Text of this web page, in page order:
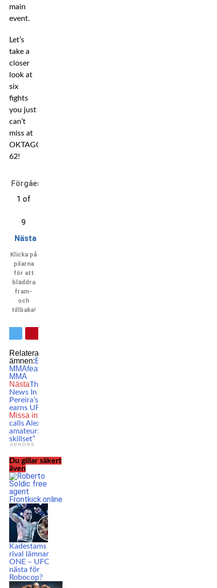
main
event.
Let’s
take a
closer
look at
six
fights
you just
can’t
miss at
OKTAGON
62!
Förgående
1 of
9
Nästa
Klicka på
pilarna
för att
bläddra
fram-
och
tillbaka!
Relaterade
ämnen:European
MMAfeatured
MMA
NästaThis Morning’s MMA
News In Short: Alex
Pereira’s kickboxing rival
earns UFC contract
Missa inte
calls Alex Pereira an
amateur: ”Very limited
skillset”
ANNONS
Du gillar säkert
även
Kadestams
rival lämnar
ONE – UFC
nästa för
Robocop?